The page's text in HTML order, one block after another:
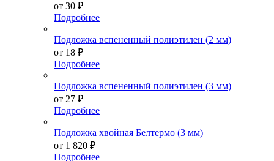
от 30 ₽
Подробнее
Подложка вспененный полиэтилен (2 мм)
от 18 ₽
Подробнее
Подложка вспененный полиэтилен (3 мм)
от 27 ₽
Подробнее
Подложка хвойная Белтермо (3 мм)
от 1 820 ₽
Подробнее